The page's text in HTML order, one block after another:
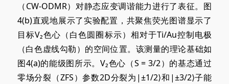
（CW-ODMR）对静态应变调谐能力进行了表征。图
4(b)直观地展示了实验配置，共聚焦荧光图谱显示了
目标V₂色心（白色圆圈标示）相对于Ti/Au控制电极
（白色虚线勾勒）的空间位置。该测量的理论基础如
图4(a)的能级图所示。V₂色心（S = 3/2）的基态通过
零场分裂（ZFS）参数2D分裂为|±1/2⟩和|±3/2⟩子能